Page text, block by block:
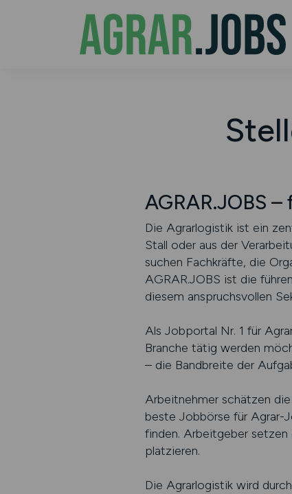
AGRAR.JOBS
Die Agrarlogistik ist ein
Stall oder aus der
suchen Fachkräfte, die
AGRAR.JOBS ist die
diesem anspruchsvollen
Als Jobportal Nr. 1 für
Branche tätig werden
– die Bandbreite der
Arbeitnehmer schätzen
beste Jobbörse für Agrar-
finden. Arbeitgeber setzen
platzieren.
Die Agrarlogistik wird